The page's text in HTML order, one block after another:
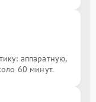
аппаратную,
60 минут.